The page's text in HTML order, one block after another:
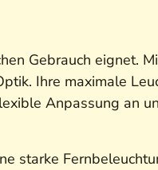
Gebrauch eignet.
Ihre maximale
Anpassung an
starke